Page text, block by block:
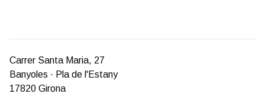
Carrer Santa Maria, 27
Banyoles · Pla de l'Estany
17820 Girona